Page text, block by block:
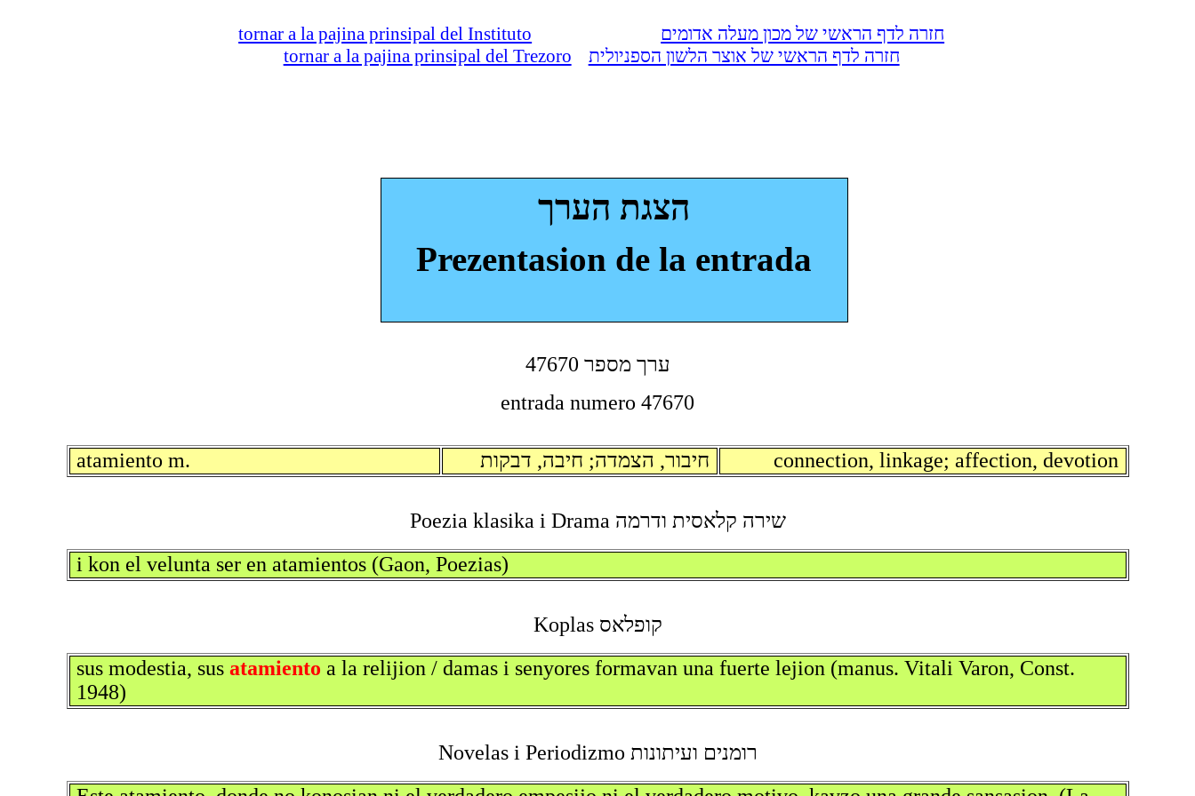
חזרה לדף הראשי של מכון מעלה אדומים
tornar a la pajina prinsipal del Instituto
חזרה לדף הראשי של אוצר הלשון הספניולית
tornar a la pajina prinsipal del Trezoro
הצגת הערך
Prezentasion de la entrada
47670 ערך מספר
entrada numero 47670
atamiento m. חיבור, הצמדה; חיבה, דבקות connection, linkage; affection, devotion
שירה קלאסית ודרמה Poezia klasika i Drama
i kon el velunta ser en atamientos (Gaon, Poezias)
קופלאס Koplas
sus modestia, susatamiento a la relijion / damas i senyores formavan una fuerte lejion (manus. Vitali Varon, Const.
1948)
רומנים ועיתונות Novelas i Periodizmo